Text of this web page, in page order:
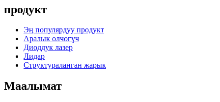
продукт
Эң популярдуу продукт
Аралык өлчөгүч
Диоддук лазер
Лидар
Структураланган жарык
Маалымат